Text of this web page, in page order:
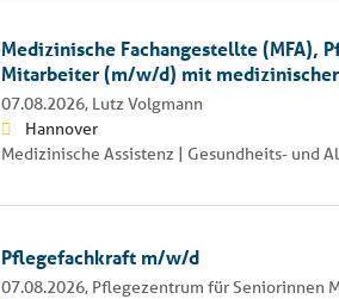
Medizinische Fachangestellte (MFA),
Mitarbeiter (m/w/d) mit
07.08.2026, Lutz Volgmann
Hannover
Medizinische Assistenz | Gesundheits- und
Pflegefachkraft m/w/d
07.08.2026, Pflegezentrum für Seniorinnen